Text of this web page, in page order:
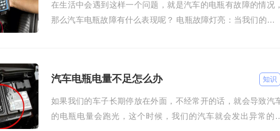
在生活中会遇到这样一个问题，就是汽车的电瓶有故障的情况
那么汽车电瓶故障有什么表现呢？ 电瓶故障灯亮：当我们的电
汽车电瓶电量不足怎么办 知识
如果我们的车子长期停放在外面，不经常开的话，就会导致汽
的电瓶电量会跑光，这个时候，我们的汽车就会发出异常的